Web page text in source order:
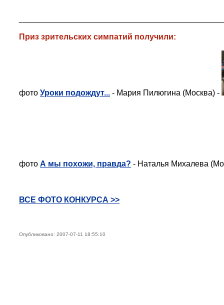
Приз зрительских симпатий получили:
фото Уроки подождут... - Мария Пилюгина (Москва) -
фото А мы похожи, правда? - Наталья Михалева
ВСЕ ФОТО КОНКУРСА >>
Опубликовано: 2007-07-11 18:55:10